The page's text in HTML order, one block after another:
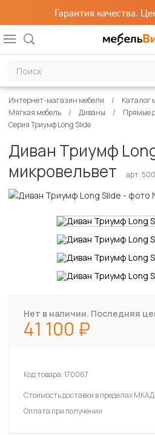
Гарантия качества.
Интернет-магазин мебели
Каталог
Мягкая мебель
Диваны
Прямые
Серия Триумф Long Slide
Диван Триумф
микровельвет
арт.
Нет в наличии. Последняя
41 100
Код товара:170067
Стоимость доставки в пределах МКАД:
Оплата при получении